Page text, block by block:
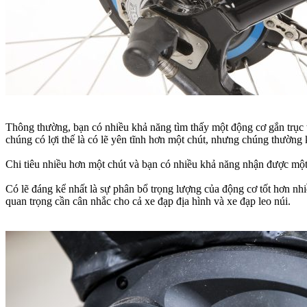
Thông thường, bạn có nhiều khả năng tìm thấy một động cơ gắn
chúng có lợi thế là có lẽ yên tĩnh hơn một chút, nhưng chúng
Chi tiêu nhiều hơn một chút và bạn có nhiều khả năng nhận được
Có lẽ đáng kể nhất là sự phân bổ trọng lượng của động cơ tốt hơn
quan trọng cần cân nhắc cho cả xe đạp địa hình và xe đạp leo núi.